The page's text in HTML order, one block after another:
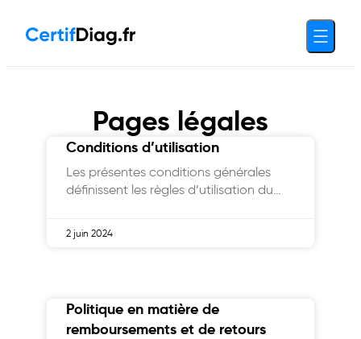
Pages légales
Conditions d’utilisation
Les présentes conditions générales
définissent les règles d’utilisation du
2 juin 2024
Politique en matière de
remboursements et de retours